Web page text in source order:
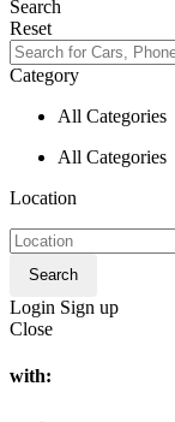
Search
Reset
Category
All Categories
All Categories
Location
Search
Login Sign up
Close
with: